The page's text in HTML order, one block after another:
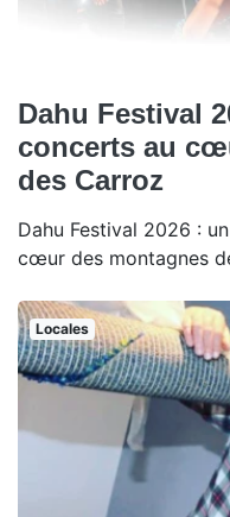
Dahu Festival
concerts au
des Carroz
Dahu Festival 2026 :
cœur des montagnes
Locales